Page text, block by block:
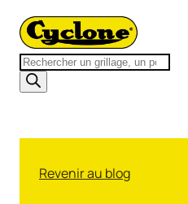
Recherche
de
produits
Revenir au blog